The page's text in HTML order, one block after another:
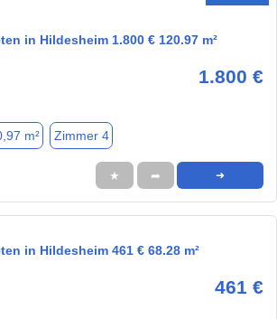
in Hildesheim 1.800 € 120.97 m²
1.800 €
m² Zimmer 4
★ ➦ ➜
in Hildesheim 461 € 68.28 m²
461 €